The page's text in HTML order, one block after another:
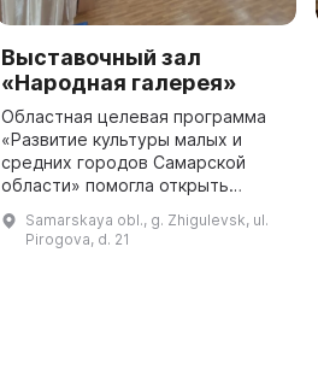
Выставочный зал
«Народная галерея»
Областная целевая программа
«Развитие культуры малых и
средних городов Самарской
области» помогла открыть
галерея» в центре города
Жигулевска. Это помещение
Samarskaya obl., g. Zhigulevsk, ul.
Pirogova, d. 21